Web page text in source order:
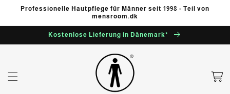
zum
Professionelle Hautpflege für Männer seit 1998 - Teil von
mensroom.dk
Kostenlose Lieferung in Dänemark*